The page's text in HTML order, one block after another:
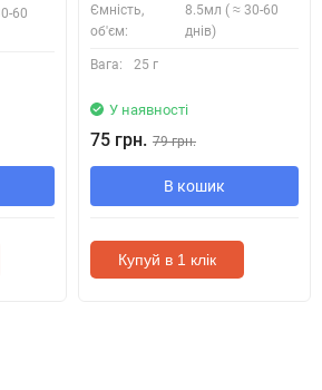
60
Ємність,
об'єм:
8.5мл ( ≈ 30-60
днів)
Вага: 25 г
У наявності
75 грн. 79 грн.
В кошик
Купуй в 1 клік